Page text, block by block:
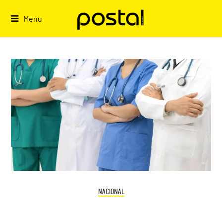
Menu
NACIONAL